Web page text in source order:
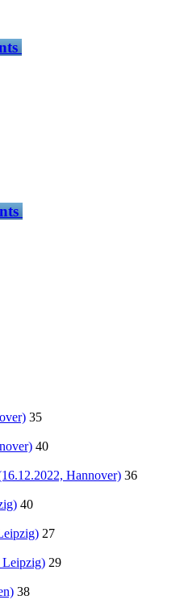
35
40
Hannover) 36
40
27
Leipzig) 29
38